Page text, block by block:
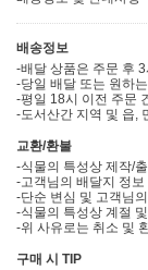
배송정보
-배달 상품은 주문 후
-당일 배달 또는 원하
-평일 18시 이전 주문
-도서산간 지역 및 읍,
교환/환불
-식물의 특성상 제작/
-고객님의 배달지 정
-단순 변심 및 고객님
-식물의 특성상 계절
-위 사유로는 취소 및
구매 시 TIP